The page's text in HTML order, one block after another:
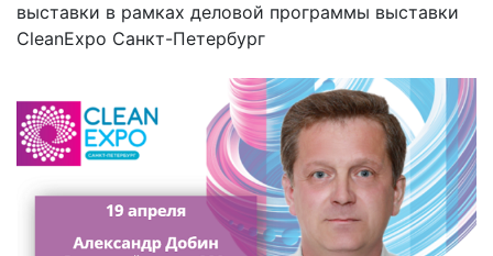
выставки в рамках деловой программы выставки
CleanExpo Санкт-Петербург